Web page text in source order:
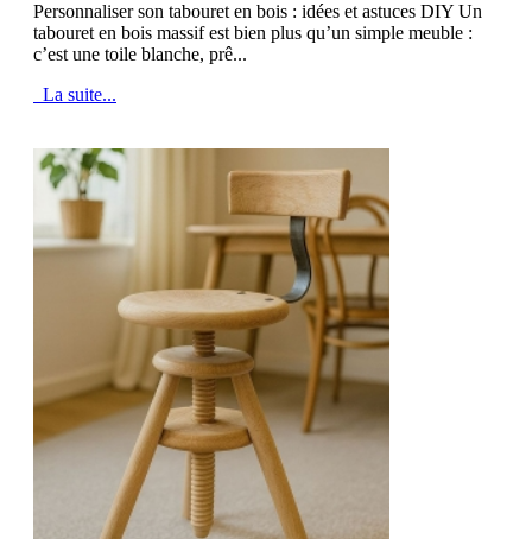
Personnaliser son tabouret en bois : idées et astuces DIY Un
tabouret en bois massif est bien plus qu’un simple meuble :
c’est une toile blanche, prê...
La suite...